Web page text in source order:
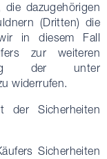
die dazugehörigen
(Dritten) die
in diesem Fall
zur weiteren
der unter
widerrufen.
der Sicherheiten
Sicherheiten